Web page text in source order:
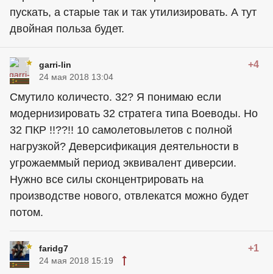
пускать, а старые так и так утилизировать. А тут
двойная польза будет.
garri-lin +4
24 мая 2018 13:04
Смутило количесто. 32? Я понимаю если
модернизировать 32 стратега типа Воеводы. Но
32 ПКР !!??!! 10 самолетовылетов с полной
нагрузкой? Деверсификация деятельности в
угрожаеммый период эквивалент диверсии.
Нужно все силы сконцентрировать на
производстве нового, отвлекатся можно будет
потом.
faridg7 +1
24 мая 2018 15:19